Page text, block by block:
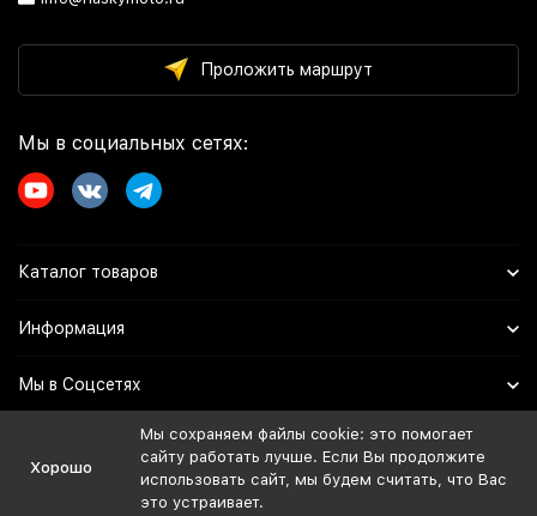
Проложить маршрут
Мы в социальных сетях:
Каталог товаров
Информация
Мы в Соцсетях
Политика персональных данных
Хорошо
Мы сохраняем файлы cookie: это помогает
сайту работать лучше. Если Вы продолжите
использовать сайт, мы будем считать, что Вас
это устраивает.